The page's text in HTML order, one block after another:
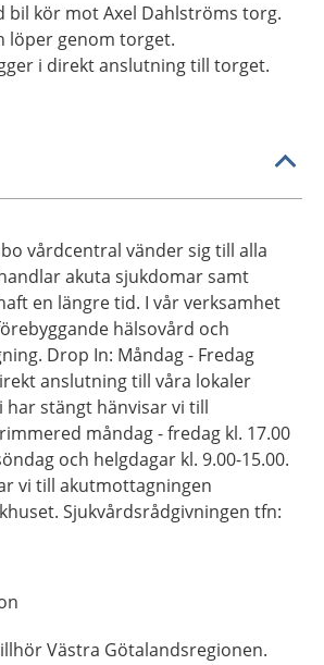
bil kör mot Axel Dahlströms torg.
löper genom torget.
i direkt anslutning till torget.
vårdcentral vänder sig till alla
akuta sjukdomar samt
en längre tid. I vår verksamhet
hälsovård och
Drop In: Måndag - Fredag
anslutning till våra lokaler
har stängt hänvisar vi till
måndag - fredag kl. 17.00
och helgdagar kl. 9.00-15.00.
vi till akutmottagningen
Sjukvårdsrådgivningen tfn:
Västra Götalandsregionen.